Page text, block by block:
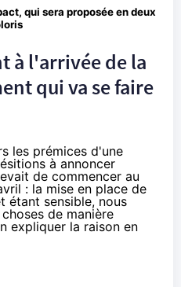
qui sera proposée en deux
à l'arrivée de la
qui va se faire
les prémices d'une
à annoncer
de commencer au
: la mise en place de
étant sensible, nous
de manière
expliquer la raison en